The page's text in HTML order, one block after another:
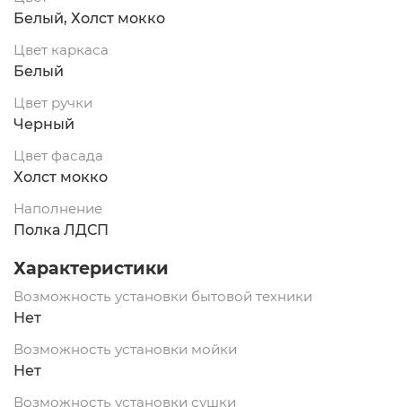
Белый, Холст мокко
Цвет каркаса
Белый
Цвет ручки
Черный
Цвет фасада
Холст мокко
Наполнение
Полка ЛДСП
Характеристики
Возможность установки бытовой техники
Нет
Возможность установки мойки
Нет
Возможность установки сушки